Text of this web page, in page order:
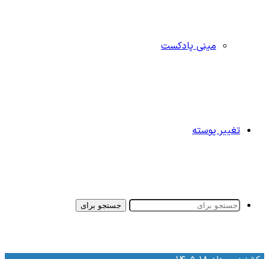
مینی پادکست
تغییر پوسته
جستجو برای